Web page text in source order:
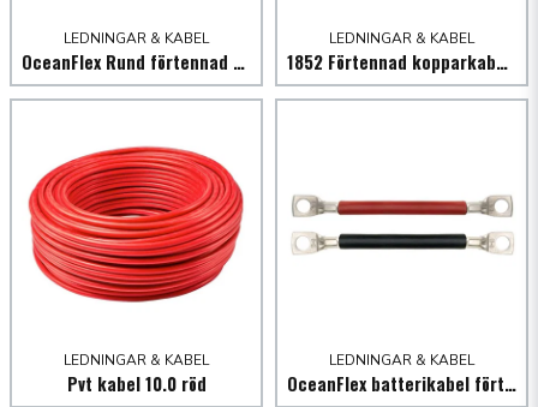
LEDNINGAR & KABEL
OceanFlex Rund förtennad kabel röd/svart 2x1,5 mm², 30m
LEDNINGAR & KABEL
1852 Förtennad kopparkabel svart
LEDNINGAR & KABEL
Pvt kabel 10.0 röd
LEDNINGAR & KABEL
OceanFlex batterikabel förtennad m/kabelskor, röd